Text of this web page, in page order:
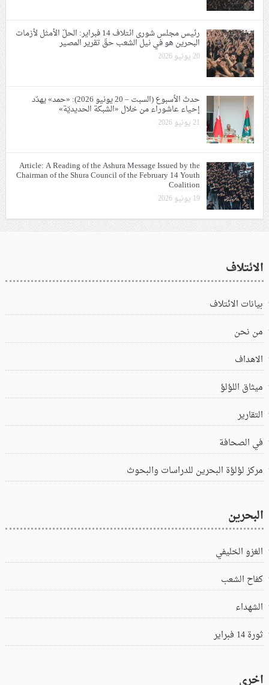
رئيس مجلس شورى ائتلاف 14 فبراير: الحلّ الأمثل لأزمات
البحرين هو في نيل الشعب حقّ تقرير المصير
20 يونيو 2026
حدث الأسبوع (السبت – 20 يونيو 2026): «حمد» يهدّد
إحياء عاشوراء من خلال «الشبكة الحديديّة»
21 يونيو 2026
Article: A Reading of the Ashura Message Issued by the
Chairman of the Shura Council of the February 14 Youth
Coalition
19 يونيو 2026
الائتلاف
بيانات الائتلاف
من نحن
الاهداف
ميثاق اللؤلؤ
التقارير
في الصحافة
مركز لؤلؤة البحرين للدراسات والبحوث
البحرين
الغزو الخليفي
كفاح الشعب
الشهداء
ثورة 14 فبراير
اخرى